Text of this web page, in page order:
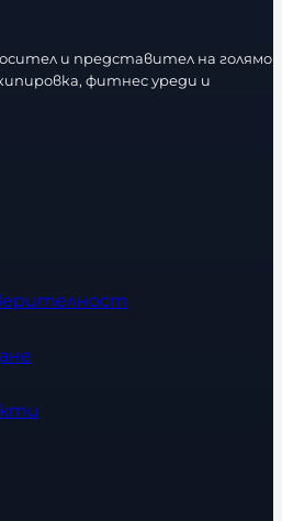
и представител на голямо
фитнес уреди и